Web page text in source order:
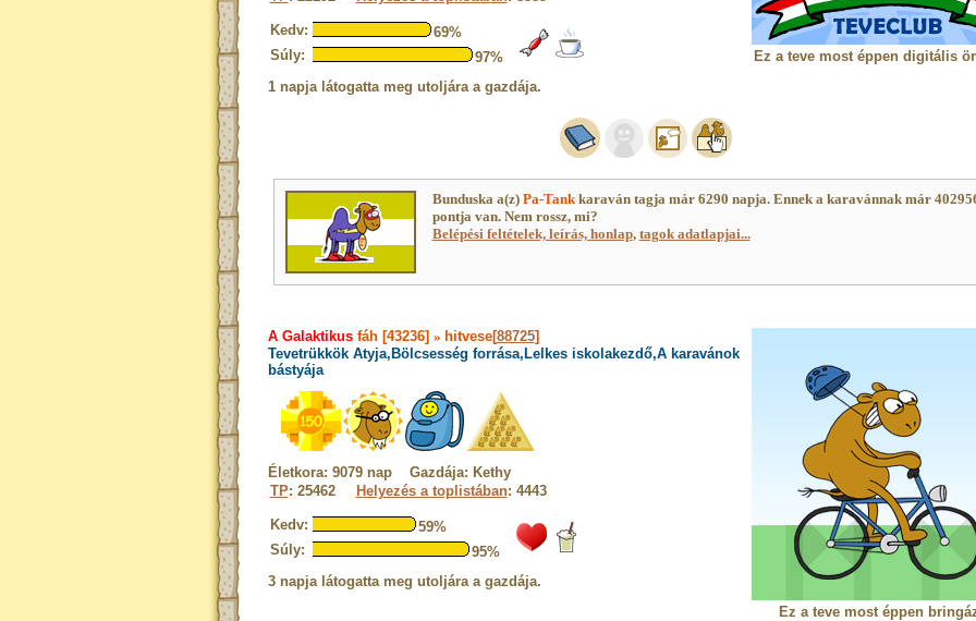
Kedv:
69%
Súly:
97%
1 napja látogatta meg utoljára a gazdája.
Ez a teve most éppen digitális
Bunduska a(z) Pa-Tankkaraván tagja már 6290 napja. Ennek a karavánnak már
pontja van. Nem rossz, mi?
Belépési feltételek, leírás, honlap, tagok adatlapjai...
A Galaktikusfáh [43236] » hitvese[88725]
Tevetrükkök Atyja,Bölcsesség forrása,Lelkes iskolakezdő,A karavánok
bástyája
Életkora: 9079 nap Gazdája: Kethy
TP: 25462 Helyezés a toplistában: 4443
Kedv:
59%
Súly:
95%
3 napja látogatta meg utoljára a gazdája.
Ez a teve most éppen